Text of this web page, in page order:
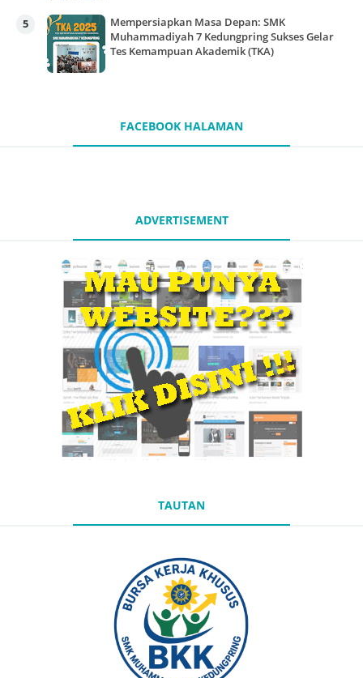
Mempersiapkan Masa Depan: SMK
Muhammadiyah 7 Kedungpring Sukses Gelar
Tes Kemampuan Akademik (TKA)
FACEBOOK HALAMAN
ADVERTISEMENT
TAUTAN